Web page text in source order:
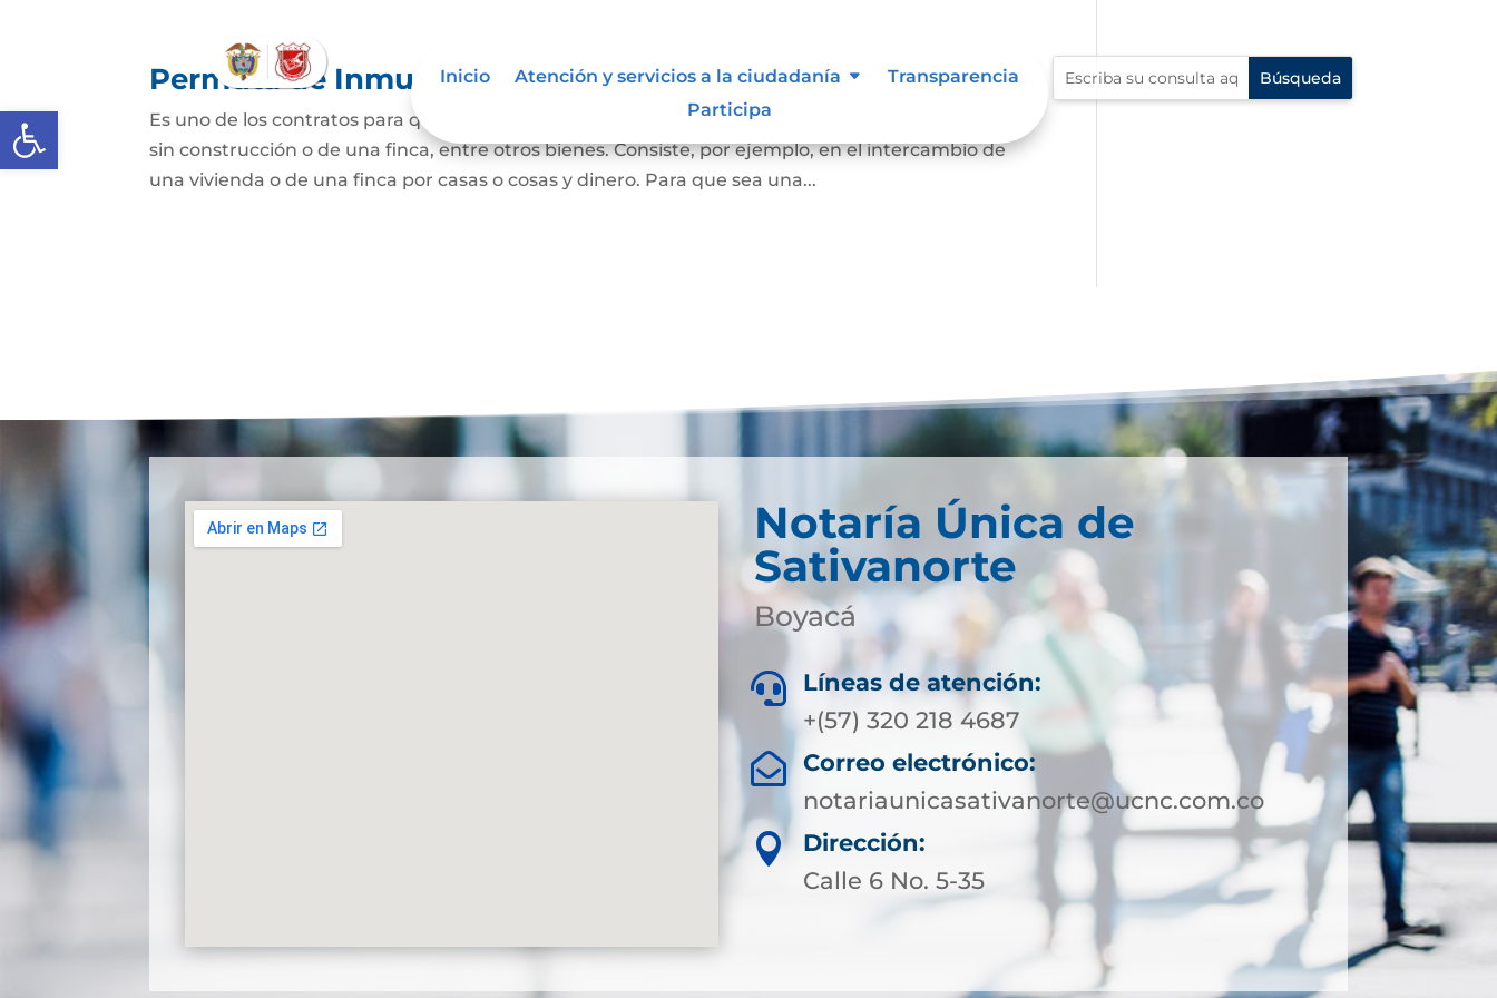
Abrir barra de herramientas
Inicio Atención y servicios a la ciudadanía
Transparencia
Participa
Permuta de Inmuebles
Es uno de los contratos para que una persona se convierta en propietaria de una vivienda, lote
sin construcción o de una finca, entre otros bienes. Consiste, por ejemplo, en el intercambio de
una vivienda o de una finca por casas o cosas y dinero. Para que sea una...
Notaría Única de
Sativanorte
Boyacá

Líneas de atención:
+(57) 320 218 4687

Correo electrónico:
notariaunicasativanorte@ucnc.com.co

Dirección:
Calle 6 No. 5-35